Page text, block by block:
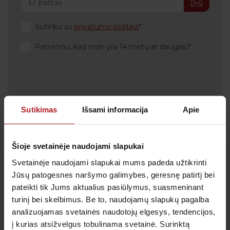
Sutikimas Išsami informacija Apie
Šioje svetainėje naudojami slapukai
Svetainėje naudojami slapukai mums padeda užtikrinti
Jūsų patogesnes naršymo galimybes, geresnę patirtį bei
pateikti tik Jums aktualius pasiūlymus, suasmeninant
turinį bei skelbimus. Be to, naudojamų slapukų pagalba
analizuojamas svetainės naudotojų elgesys, tendencijos,
į kurias atsižvelgus tobulinama svetainė. Surinktą
Sutinku su privatumo politika
Patvirtinu, kad man yra 14 metų ar daugiau
Klientų aptarnavimas
Tel.:+370 700 55 511
apmokestinami pagal Jūsų ryšio operatoriaus
taikomą tarifą.
El. paštas:pagalba@anteja.lt
Darbo laikas:
I-V 7:00 – 19:00